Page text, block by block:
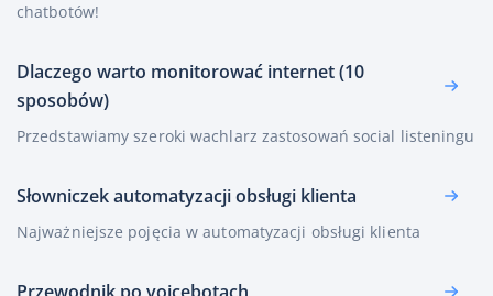
chatbotów!
Dlaczego warto monitorować internet (10
sposobów)
Przedstawiamy szeroki wachlarz zastosowań social listeningu
Słowniczek automatyzacji obsługi klienta
Najważniejsze pojęcia w automatyzacji obsługi klienta